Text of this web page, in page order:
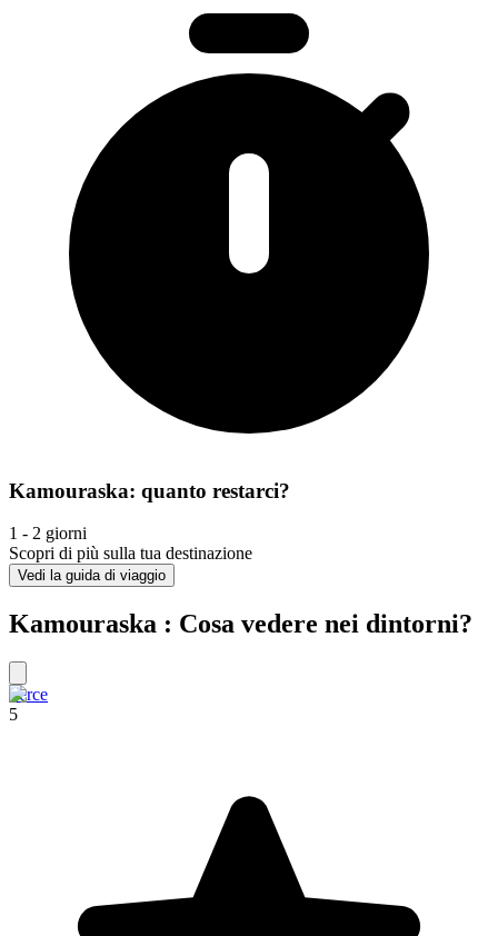
Kamouraska: quanto restarci?
1 - 2 giorni
Scopri di più sulla tua destinazione
Vedi la guida di viaggio
Kamouraska : Cosa vedere nei dintorni?
Perce
5